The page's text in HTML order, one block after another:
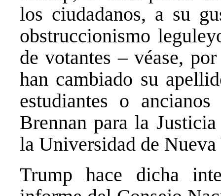
los ciudadanos, a su
obstruccionismo
de votantes – véase,
han cambiado su
estudiantes o
Brennan para la
la Universidad de
Trump hace dicha